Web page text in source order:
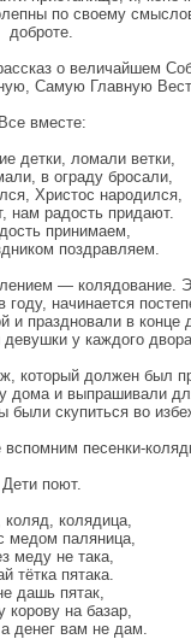
по своему
доброте.
о величайшем
Самую Главную
Все вместе:
детки, ломали ветки,
в ограду бросали,
Христос народился,
нам радость придают.
принимаем,
поздравляем.
— колядование.
начинается
и праздновали в
у каждого
который должен был
и выпрашивали
скупиться во
вспомним песенки-
Дети поют.
коляд, колядица,
медом паляница,
меду не така,
тётка пятака.
дашь пятак,
корову на базар,
денег вам не дам.